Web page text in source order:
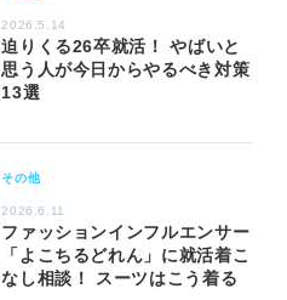
2026.5.14
迫りくる26卒就活！ やばいと
思う人が今日からやるべき対策
13選
その他
2026.6.11
ファッションインフルエンサー
「よこちるどれん」に就活着こ
なし相談！ スーツはこう着る